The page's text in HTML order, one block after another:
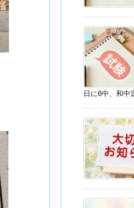
日に6中、和中